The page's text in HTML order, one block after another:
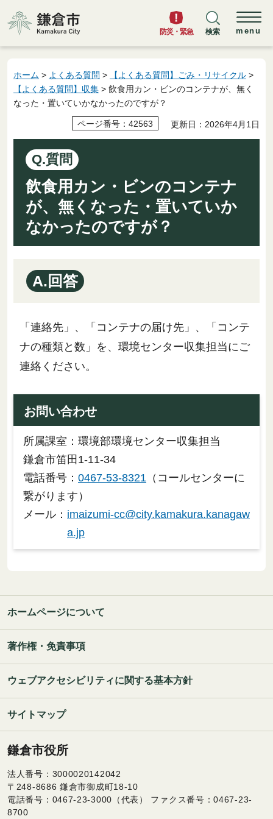
鎌倉市
防災・緊急 検索 menu
ホーム > よくある質問 > 【よくある質問】ごみ・リサイクル >
【よくある質問】収集 > 飲食用カン・ビンのコンテナが、無く
なった・置いていかなかったのですが？
ページ番号：42563 更新日：2026年4月1日
Q.質問
飲食用カン・ビンのコンテナ
が、無くなった・置いていか
なかったのですが？
A.回答
「連絡先」、「コンテナの届け先」、「コンテ
ナの種類と数」を、環境センター収集担当にご
連絡ください。
お問い合わせ
所属課室：環境部環境センター収集担当
鎌倉市笛田1-11-34
電話番号： 0467-53-8321 （コールセンターに
繋がります）
メール： imaizumi-cc@city.kamakura.kanagaw
a.jp
ホームページについて
著作権・免責事項
ウェブアクセシビリティに関する基本方針
サイトマップ
鎌倉市役所
法人番号：3000020142042
〒248-8686 鎌倉市御成町18-10
電話番号：0467-23-3000（代表） ファクス番号：0467-23-
8700